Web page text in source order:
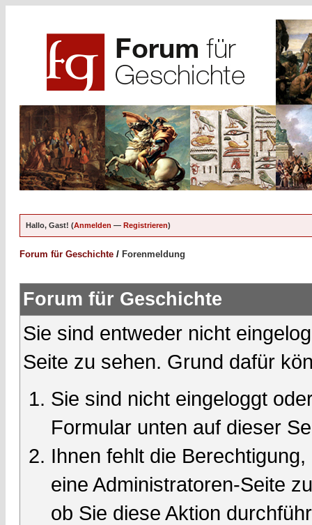
Hallo, Gast! (Anmelden — Registrieren)
Forum für Geschichte / Forenmeldung
Forum für Geschichte
Sie sind entweder nicht
Seite zu sehen. Grund dafür
Sie sind nicht eingeloggt
Formular unten auf dieser
Ihnen fehlt die
eine Administratoren-Seite
ob Sie diese Aktion